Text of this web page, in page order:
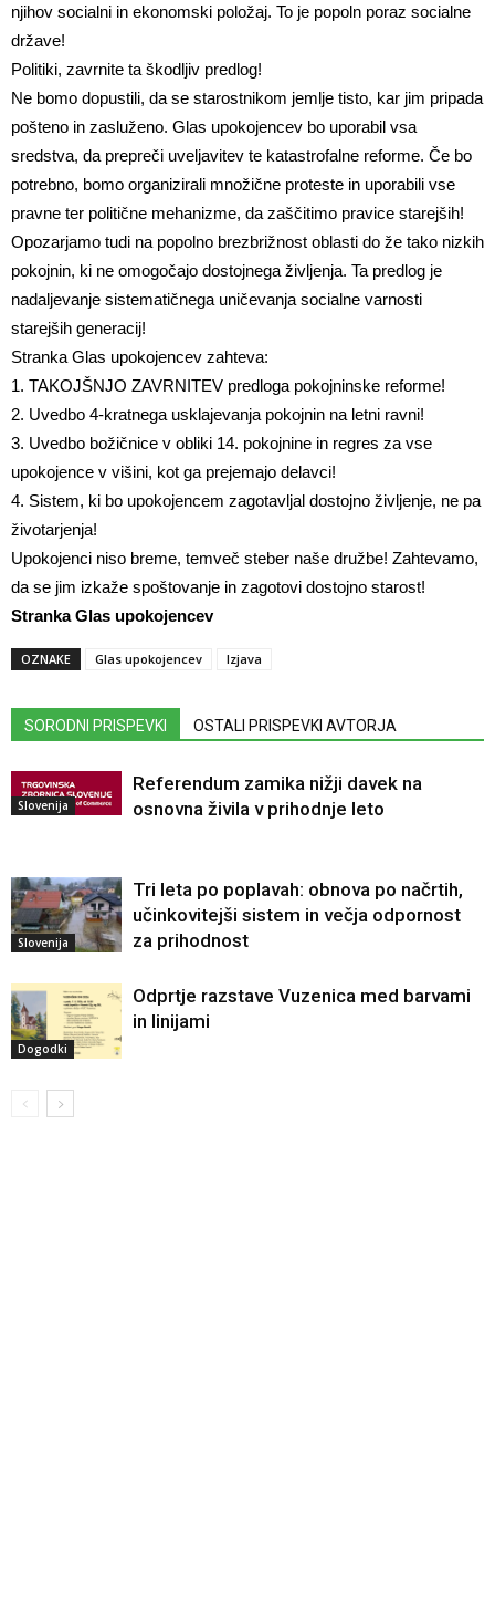
njihov socialni in ekonomski položaj. To je popoln poraz socialne
države!
Politiki, zavrnite ta škodljiv predlog!
Ne bomo dopustili, da se starostnikom jemlje tisto, kar jim pripada
pošteno in zasluženo. Glas upokojencev bo uporabil vsa
sredstva, da prepreči uveljavitev te katastrofalne reforme. Če bo
potrebno, bomo organizirali množične proteste in uporabili vse
pravne ter politične mehanizme, da zaščitimo pravice starejših!
Opozarjamo tudi na popolno brezbrižnost oblasti do že tako nizkih
pokojnin, ki ne omogočajo dostojnega življenja. Ta predlog je
nadaljevanje sistematičnega uničevanja socialne varnosti
starejših generacij!
Stranka Glas upokojencev zahteva:
1. TAKOJŠNJO ZAVRNITEV predloga pokojninske reforme!
2. Uvedbo 4-kratnega usklajevanja pokojnin na letni ravni!
3. Uvedbo božičnice v obliki 14. pokojnine in regres za vse
upokojence v višini, kot ga prejemajo delavci!
4. Sistem, ki bo upokojencem zagotavljal dostojno življenje, ne pa
životarjenja!
Upokojenci niso breme, temveč steber naše družbe! Zahtevamo,
da se jim izkaže spoštovanje in zagotovi dostojno starost!
Stranka Glas upokojencev
OZNAKE Glas upokojencev Izjava
SORODNI PRISPEVKI OSTALI PRISPEVKI AVTORJA
Slovenija
Referendum zamika nižji davek na
osnovna živila v prihodnje leto
Slovenija
Tri leta po poplavah: obnova po načrtih,
učinkovitejši sistem in večja odpornost
za prihodnost
Dogodki
Odprtje razstave Vuzenica med barvami
in linijami